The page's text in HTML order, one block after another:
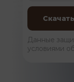
Данные
условиями